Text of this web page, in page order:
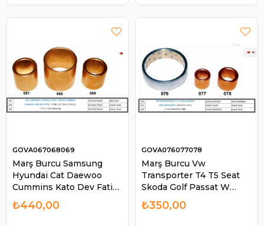
Marş Burcu Samsung
Hyundai Cat Daewoo
Cummins Kato Dev Fatih
37MT | GOVA 067068069
GOVA067068069
₺440,00
Marş Burcu Vw
Transporter T4 T5 Seat
Skoda Golf Passat W
Transporter T4 T5 Seat
Skoda Audi Mercedes
GOVA076077078
₺350,00